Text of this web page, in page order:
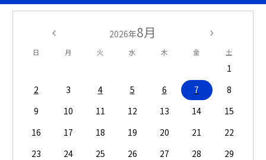
2026年8月
日 月 火 水 木 金 土
1
2
3 4 5 6 7
8
9
10 11 12 13 14
15
16
17 18 19 20 21
22
23
24 25 26 27 28
29